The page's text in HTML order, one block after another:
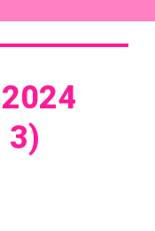
2024
3)